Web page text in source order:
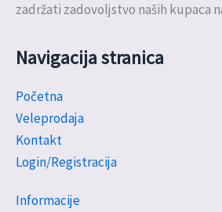
zadržati zadovoljstvo naših kupaca
Navigacija stranica
Početna
Veleprodaja
Kontakt
Login/Registracija
Informacije